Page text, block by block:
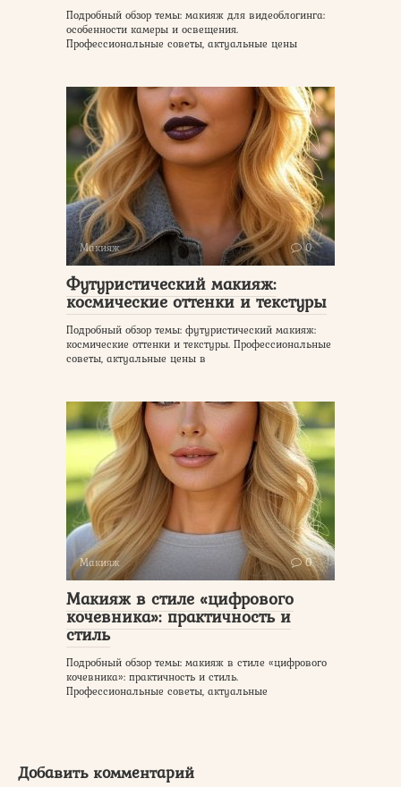
Подробный обзор темы: макияж для видеоблогинга:
особенности камеры и освещения.
Профессиональные советы, актуальные цены
Макияж 0
Футуристический макияж:
космические оттенки и текстуры
Подробный обзор темы: футуристический макияж:
космические оттенки и текстуры. Профессиональные
советы, актуальные цены в
Макияж 0
Макияж в стиле «цифрового
кочевника»: практичность и
стиль
Подробный обзор темы: макияж в стиле «цифрового
кочевника»: практичность и стиль.
Профессиональные советы, актуальные
Добавить комментарий